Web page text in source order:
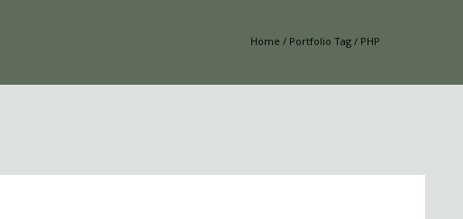
Home / Portfolio Tag / PHP